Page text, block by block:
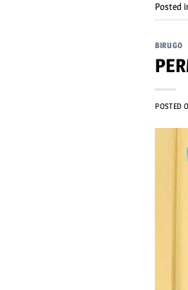
Posted
BIRUGO
POSTED